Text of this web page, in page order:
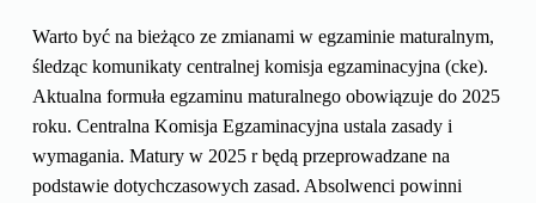
Warto być na bieżąco ze zmianami w egzaminie maturalnym,
śledząc komunikaty centralnej komisja egzaminacyjna (cke).
Aktualna formuła egzaminu maturalnego obowiązuje do 2025
roku. Centralna Komisja Egzaminacyjna ustala zasady i
wymagania. Matury w 2025 r będą przeprowadzane na
podstawie dotychczasowych zasad. Absolwenci powinni